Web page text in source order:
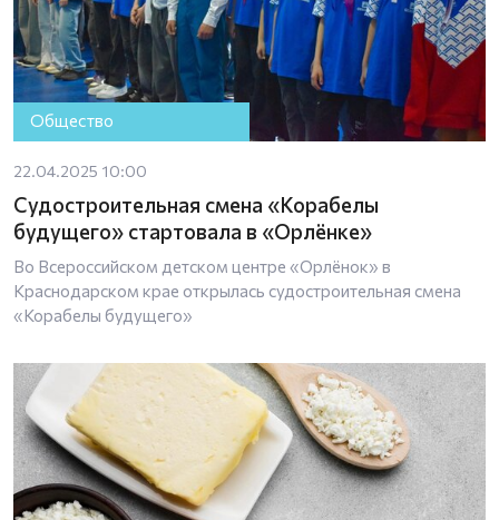
Общество
22.04.2025 10:00
Судостроительная смена «Корабелы
будущего» стартовала в «Орлёнке»
Во Всероссийском детском центре «Орлёнок» в
Краснодарском крае открылась судостроительная смена
«Корабелы будущего»